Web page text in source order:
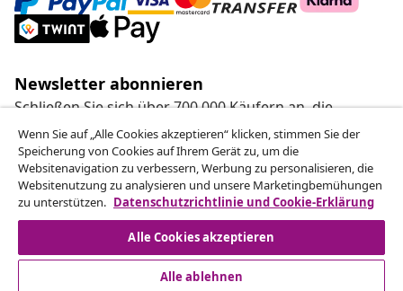
Newsletter abonnieren
Schließen Sie sich über 700.000 Käufern an, die
wöchentliche Angebote, saisonale Aktionen und
Neuheiten von vidaXL erhalten.
Unsere Social-Media-Accounts
Wenn Sie auf „Alle Cookies akzeptieren“ klicken, stimmen Sie der
Speicherung von Cookies auf Ihrem Gerät zu, um die
Websitenavigation zu verbessern, Werbung zu personalisieren, die
Websitenutzung zu analysieren und unsere Marketingbemühungen
zu unterstützen. Datenschutzrichtlinie und Cookie-Erklärung
Alle Cookies akzeptieren
Alle ablehnen